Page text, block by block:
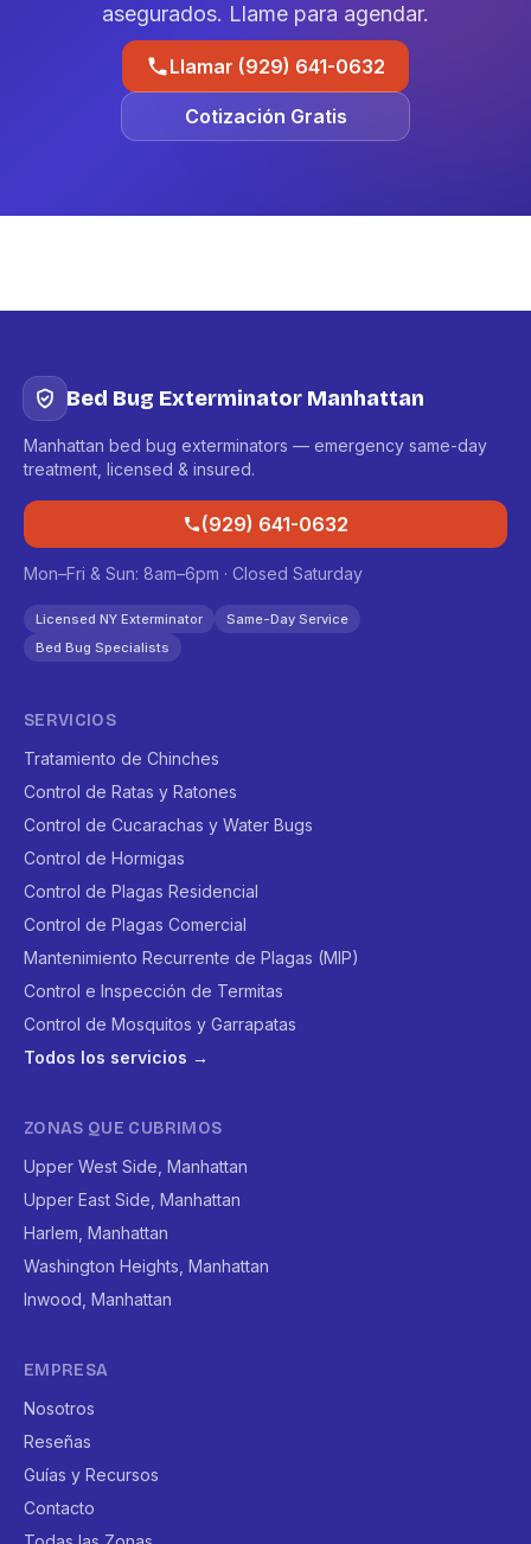
asegurados. Llame para agendar.
Llamar (929) 641-0632
Cotización Gratis
Bed Bug Exterminator Manhattan
Manhattan bed bug exterminators — emergency same-day
treatment, licensed & insured.
(929) 641-0632
Mon–Fri & Sun: 8am–6pm · Closed Saturday
Licensed NY Exterminator
Same-Day Service
Bed Bug Specialists
SERVICIOS
Tratamiento de Chinches
Control de Ratas y Ratones
Control de Cucarachas y Water Bugs
Control de Hormigas
Control de Plagas Residencial
Control de Plagas Comercial
Mantenimiento Recurrente de Plagas (MIP)
Control e Inspección de Termitas
Control de Mosquitos y Garrapatas
Todos los servicios →
ZONAS QUE CUBRIMOS
Upper West Side, Manhattan
Upper East Side, Manhattan
Harlem, Manhattan
Washington Heights, Manhattan
Inwood, Manhattan
EMPRESA
Nosotros
Reseñas
Guías y Recursos
Contacto